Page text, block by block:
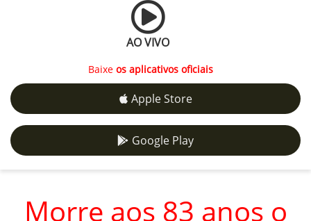
AO VIVO
Baixe os aplicativos oficiais
Apple Store
Google Play
Morre aos 83 anos o